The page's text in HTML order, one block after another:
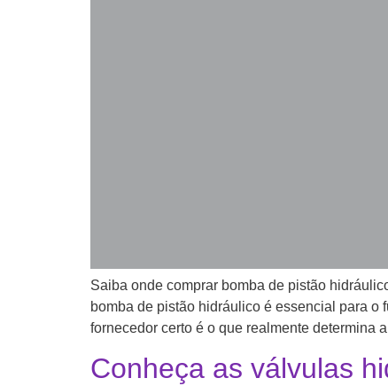
Saiba onde comprar bomba de pistão
bomba de pistão hidráulico é essencial para
fornecedor certo é o que realmente determina
Conheça as válvulas